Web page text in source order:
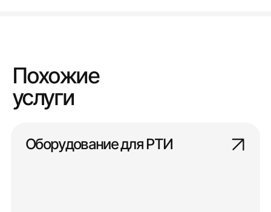
Похожие
услуги
Оборудование для РТИ